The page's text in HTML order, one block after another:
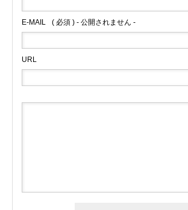
E-MAIL ( 必須 ) - 公開されません -
URL